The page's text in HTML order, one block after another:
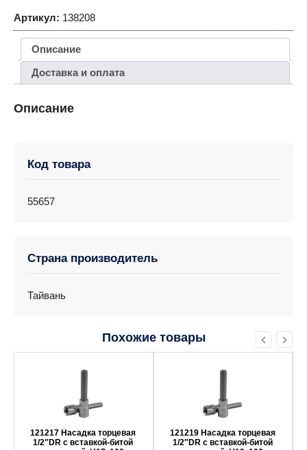
Артикул: 138208
Описание
Доставка и оплата
Описание
Код товара
55657
Страна производитель
Тайвань
Похожие товары
121217 Насадка торцевая
1/2″DR с вставкой-битой
121219 Насадка торцевая
1/2″DR с вставкой-битой